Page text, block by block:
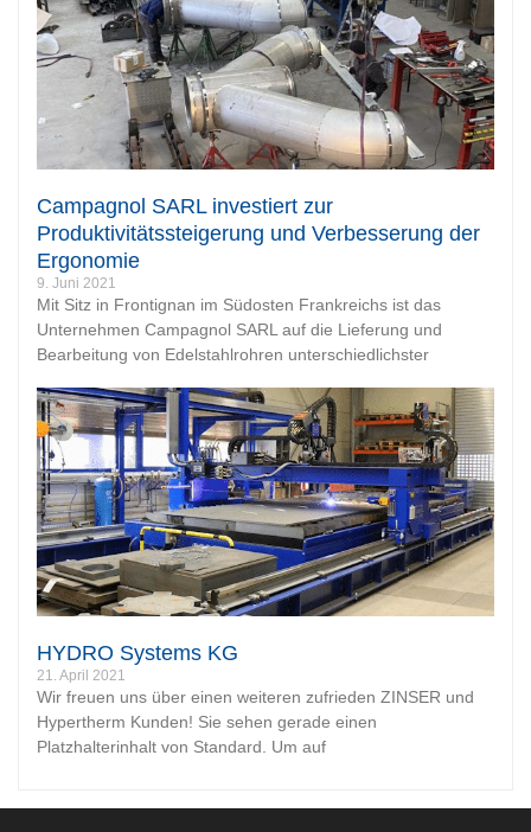
Campagnol SARL investiert zur
Produktivitätssteigerung und Verbesserung der
Ergonomie
9. Juni 2021
Mit Sitz in Frontignan im Südosten Frankreichs ist das
Unternehmen Campagnol SARL auf die Lieferung und
Bearbeitung von Edelstahlrohren unterschiedlichster
HYDRO Systems KG
21. April 2021
Wir freuen uns über einen weiteren zufrieden ZINSER und
Hypertherm Kunden! Sie sehen gerade einen
Platzhalterinhalt von Standard. Um auf